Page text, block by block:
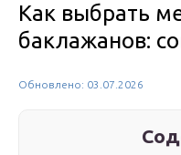
Как выбрать
баклажанов:
Обновлено: 03.07.2026